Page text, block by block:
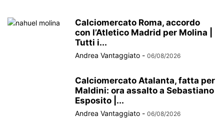
Calciomercato Roma, accordo
con l’Atletico Madrid per Molina |
Tutti i...
Andrea Vantaggiato - 06/08/2026
Calciomercato Atalanta, fatta per
Maldini: ora assalto a Sebastiano
Esposito |...
Andrea Vantaggiato - 06/08/2026